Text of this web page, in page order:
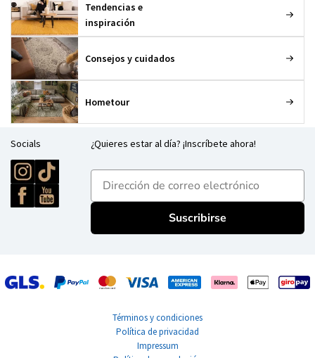
Tendencias e
inspiración
Consejos y cuidados
Hometour
Socials ¿Quieres estar al día? ¡Inscríbete ahora!
E-mailadres
Suscribirse
Términos y condiciones
Política de privacidad
Impressum